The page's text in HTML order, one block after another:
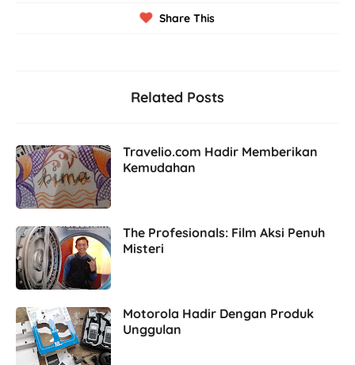
Share This
Related Posts
Travelio.com Hadir Memberikan
Kemudahan
The Profesionals: Film Aksi Penuh
Misteri
Motorola Hadir Dengan Produk
Unggulan